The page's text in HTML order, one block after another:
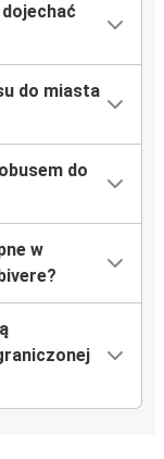
do miasta
do
w